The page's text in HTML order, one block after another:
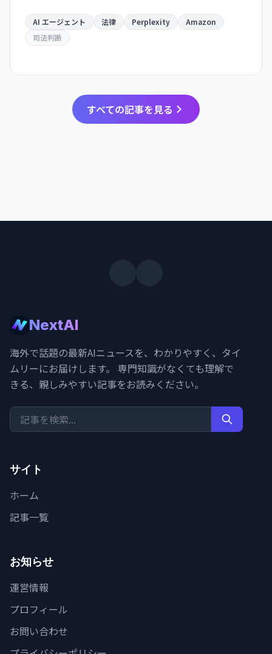
れは AI エージェント産業全体に影響を与える先例
となります。
AI エージェント 法律 Perplexity
Amazon
司法判断
すべての記事を見る
NextAI
海外で話題の最新AIニュースを、わかりやすく、タイ
ムリーにお届けします。 専門知識がなくても理解で
きる、親しみやすい記事をお読みください。
サイト
ホーム
記事一覧
お知らせ
運営情報
プロフィール
お問い合わせ